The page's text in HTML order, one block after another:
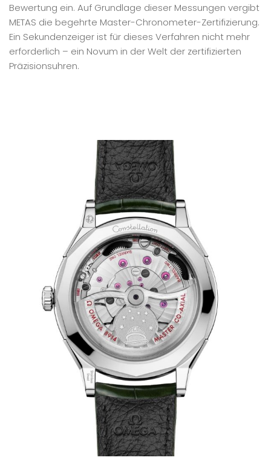
Bewertung ein. Auf Grundlage dieser Messungen vergibt
METAS die begehrte Master-Chronometer-Zertifizierung.
Ein Sekundenzeiger ist für dieses Verfahren nicht mehr
erforderlich – ein Novum in der Welt der zertifizierten
Präzisionsuhren.